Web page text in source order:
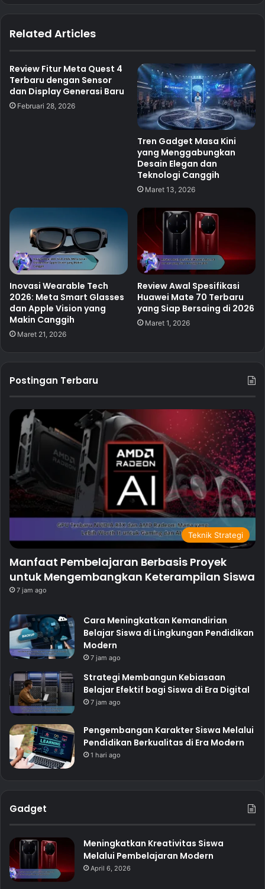
Related Articles
Review Fitur Meta Quest 4
Terbaru dengan Sensor
dan Display Generasi Baru
Februari 28, 2026
Tren Gadget Masa Kini
yang Menggabungkan
Desain Elegan dan
Teknologi Canggih
Maret 13, 2026
Inovasi Wearable Tech
2026: Meta Smart Glasses
dan Apple Vision yang
Makin Canggih
Maret 21, 2026
Review Awal Spesifikasi
Huawei Mate 70 Terbaru
yang Siap Bersaing di 2026
Maret 1, 2026
Postingan Terbaru
Teknik Strategi
Manfaat Pembelajaran Berbasis Proyek
untuk Mengembangkan Keterampilan Siswa
7 jam ago
Cara Meningkatkan Kemandirian
Belajar Siswa di Lingkungan Pendidikan
Modern
7 jam ago
Strategi Membangun Kebiasaan
Belajar Efektif bagi Siswa di Era Digital
7 jam ago
Pengembangan Karakter Siswa Melalui
Pendidikan Berkualitas di Era Modern
1 hari ago
Gadget
Meningkatkan Kreativitas Siswa
Melalui Pembelajaran Modern
April 6, 2026